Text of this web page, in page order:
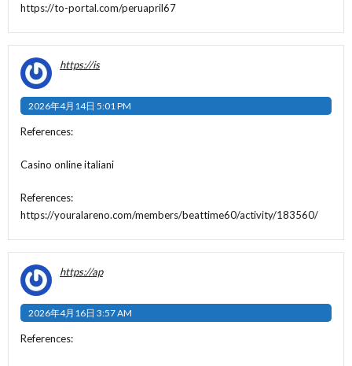
https://to-portal.com/peruapril67
https://is
2026年4月14日 5:01 PM
References:
Casino online italiani
References:
https://youralareno.com/members/beattime60/activity/183560/
https://ap
2026年4月16日 3:57 AM
References: